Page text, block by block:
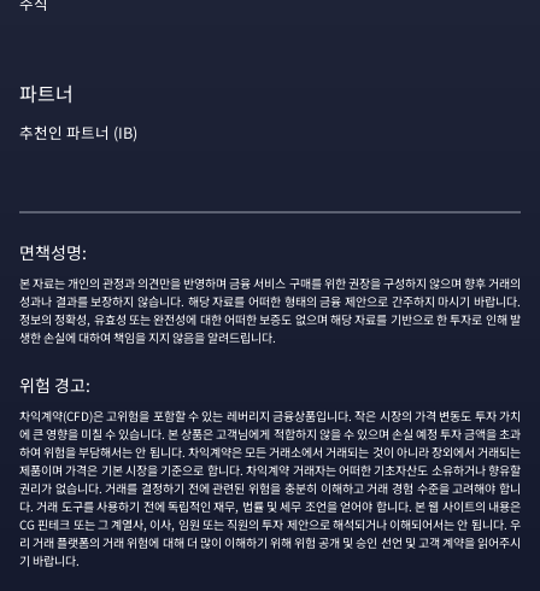
파트너
추천인 파트너 (IB)
면책성명:
본 자료는 개인의 관정과 의견만을 반영하며 금융 서비스 구매를 위한 권장을 구성하지 않으며 향후 거래의
성과나 결과를 보장하지 않습니다. 해당 자료를 어떠한 형태의 금융 제안으로 간주하지 마시기 바랍니다.
정보의 정확성, 유효성 또는 완전성에 대한 어떠한 보증도 없으며 해당 자료를 기반으로 한 투자로 인해 발
생한 손실에 대하여 책임을 지지 않음을 알려드립니다.
위험 경고:
차익계약(CFD)은 고위험을 포함할 수 있는 레버리지 금융상품입니다. 작은 시장의 가격 변동도 투자 가치
에 큰 영향을 미칠 수 있습니다. 본 상품은 고객님에게 적합하지 않을 수 있으며 손실 예정 투자 금액을 초과
하여 위험을 부담해서는 안 됩니다. 차익계약은 모든 거래소에서 거래되는 것이 아니라 장외에서 거래되는
제품이며 가격은 기본 시장을 기준으로 합니다. 차익계약 거래자는 어떠한 기초자산도 소유하거나 향유할
권리가 없습니다. 거래를 결정하기 전에 관련된 위험을 충분히 이해하고 거래 경험 수준을 고려해야 합니
다. 거래 도구를 사용하기 전에 독립적인 재무, 법률 및 세무 조언을 얻어야 합니다. 본 웹 사이트의 내용은
CG 핀테크 또는 그 계열사, 이사, 임원 또는 직원의 투자 제안으로 해석되거나 이해되어서는 안 됩니다. 우
리 거래 플랫폼의 거래 위험에 대해 더 많이 이해하기 위해 위험 공개 및 승인 선언 및 고객 계약을 읽어주시
기 바랍니다.